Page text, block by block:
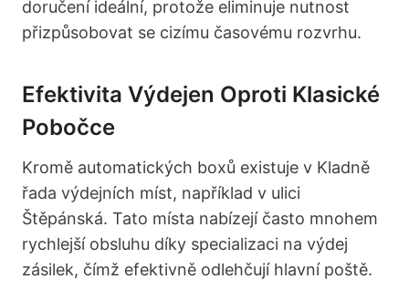
doručení ideální, protože eliminuje nutnost
přizpůsobovat se cizímu časovému rozvrhu.
Efektivita Výdejen Oproti Klasické
Pobočce
Kromě automatických boxů existuje v Kladně
řada výdejních míst, například v ulici
Štěpánská. Tato místa nabízejí často mnohem
rychlejší obsluhu díky specializaci na výdej
zásilek, čímž efektivně odlehčují hlavní poště.